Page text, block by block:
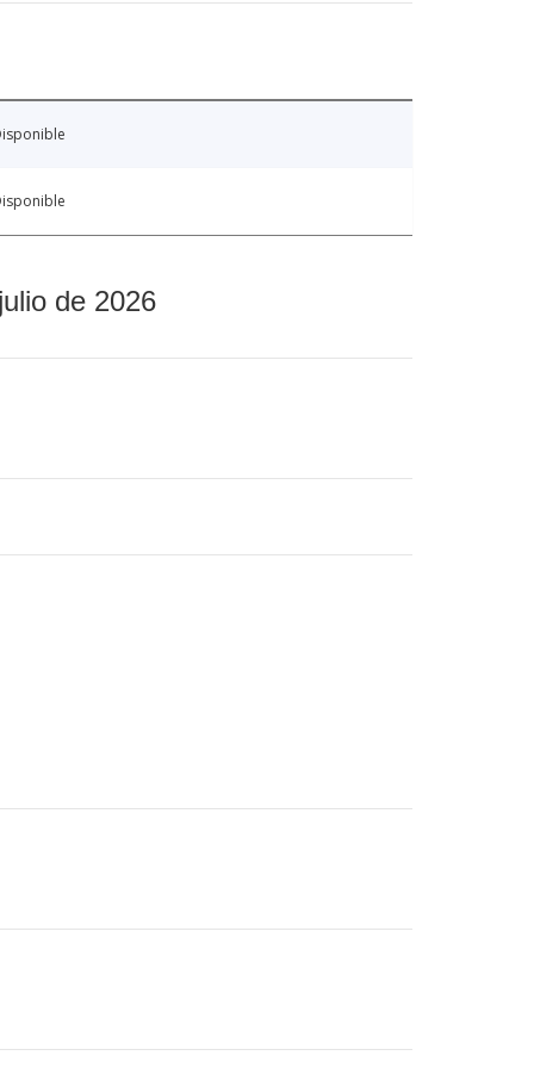
de 2026